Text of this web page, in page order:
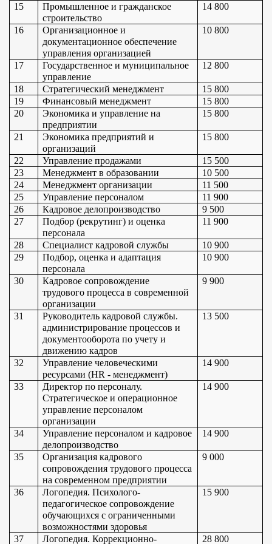
15
Промышленное и гражданское
строительство
14 800
16
Организационное и
документационное обеспечение
управления организацией
10 800
17
Государственное и муниципальное
управление
12 800
18 Стратегический менеджмент
15 800
19
Финансовый менеджмент
15 800
20
Экономика и управление на
предприятии
15 800
21
Экономика предприятий и
организаций
15 800
22 Управление продажами
15 500
23
Менеджмент в образовании
10 500
24
Менеджмент организации
11 500
25
Управление персоналом
11 900
26
Кадровое делопроизводство
9 500
27
Подбор (рекрутинг) и оценка
персонала
11 900
28 Специалист кадровой службы
10 900
29
Подбор, оценка и адаптация
персонала
10 900
30
Кадровое сопровождение
трудового процесса в современной
организации
9 900
31
Руководитель кадровой службы.
администрирование процессов и
документооборота по учету и
движению кадров
13 500
32
Управление человеческими
ресурсами (HR - менеджмент)
14 900
33
Директор по персоналу.
Стратегическое и операционное
управление персоналом
организации
14 900
34
Управление персоналом и кадровое
делопроизводство
14 900
35
Организация кадрового
сопровождения трудового процесса
на современном предприятии
9 000
36
Логопедия. Психолого-
педагогическое сопровождение
обучающихся с ограниченными
возможностями здоровья
15 900
37 Логопедия. Коррекционно- 28 800